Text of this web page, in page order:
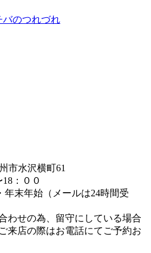
バのつれづれ
市水沢横町61
：００
年末年始（メールは24時間受
わせの為、留守にしている場合
来店の際はお電話にてご予約お